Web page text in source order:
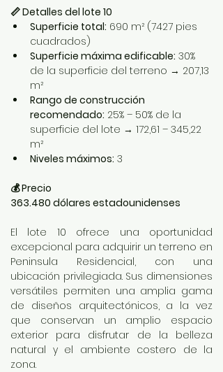
📏 Detalles del lote 10
Superficie total: 690 m² (7427 pies
cuadrados)
Superficie máxima edificable: 30%
de la superficie del terreno → 207,13
m²
Rango de construcción
recomendado: 25% – 50% de la
superficie del lote → 172,61 – 345,22
m²
Niveles máximos: 3
💰 Precio
363.480 dólares estadounidenses
El lote 10 ofrece una oportunidad
excepcional para adquirir un terreno en
Peninsula Residencial, con una
ubicación privilegiada. Sus dimensiones
versátiles permiten una amplia gama
de diseños arquitectónicos, a la vez
que conservan un amplio espacio
exterior para disfrutar de la belleza
natural y el ambiente costero de la
zona.